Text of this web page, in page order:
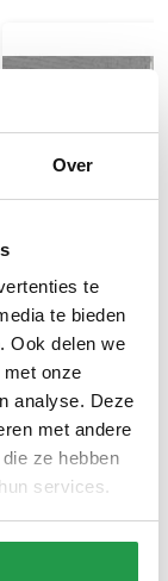
Over
te
te bieden
Ook delen we
onze
analyse. Deze
met andere
ze hebben
services.
Dubbel Jersey
Hoeslaken Rood
1 tot 2